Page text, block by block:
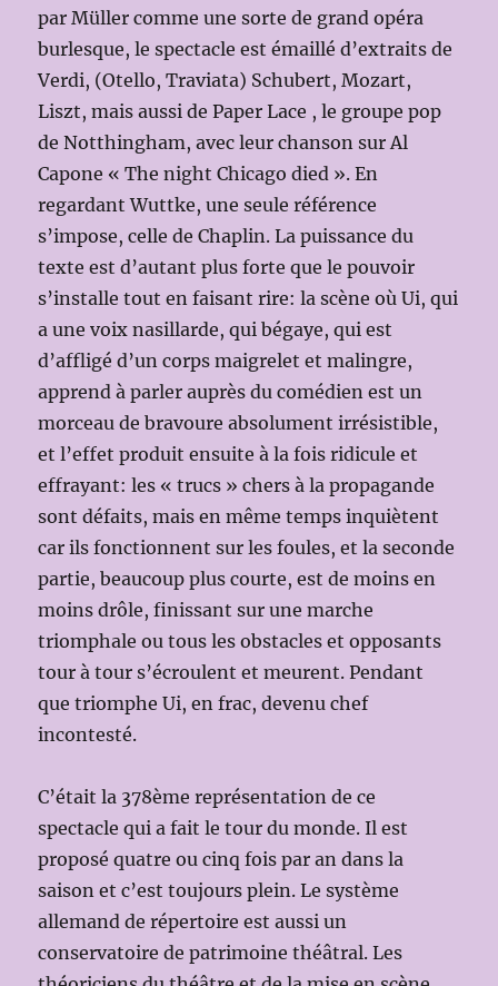
par Müller comme une sorte de grand opéra
burlesque, le spectacle est émaillé d’extraits de
Verdi, (Otello, Traviata) Schubert, Mozart,
Liszt, mais aussi de Paper Lace , le groupe pop
de Notthingham, avec leur chanson sur Al
Capone « The night Chicago died ». En
regardant Wuttke, une seule référence
s’impose, celle de Chaplin. La puissance du
texte est d’autant plus forte que le pouvoir
s’installe tout en faisant rire: la scène où Ui, qui
a une voix nasillarde, qui bégaye, qui est
d’affligé d’un corps maigrelet et malingre,
apprend à parler auprès du comédien est un
morceau de bravoure absolument irrésistible,
et l’effet produit ensuite à la fois ridicule et
effrayant: les « trucs » chers à la propagande
sont défaits, mais en même temps inquiètent
car ils fonctionnent sur les foules, et la seconde
partie, beaucoup plus courte, est de moins en
moins drôle, finissant sur une marche
triomphale ou tous les obstacles et opposants
tour à tour s’écroulent et meurent. Pendant
que triomphe Ui, en frac, devenu chef
incontesté.
C’était la 378ème représentation de ce
spectacle qui a fait le tour du monde. Il est
proposé quatre ou cinq fois par an dans la
saison et c’est toujours plein. Le système
allemand de répertoire est aussi un
conservatoire de patrimoine théâtral. Les